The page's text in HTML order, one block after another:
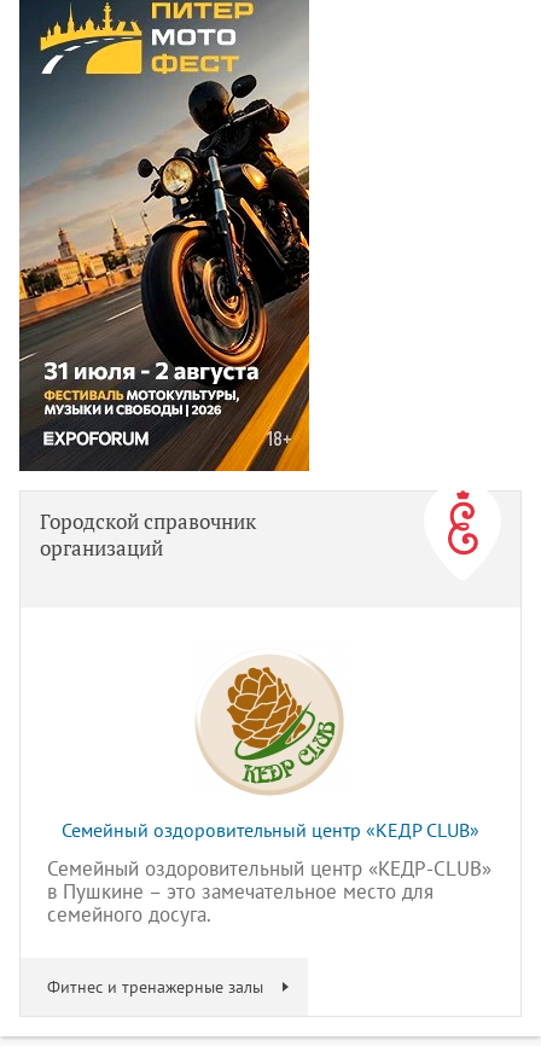
Городской справочник
организаций
Семейный оздоровительный центр «КЕДР CLUB»
Семейный оздоровительный центр «КЕДР-CLUB»
в Пушкине – это замечательное место для
семейного досуга.
Фитнес и тренажерные залы